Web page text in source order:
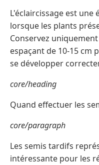
L'éclaircissage est une
lorsque les plants
Conservez
espaçant de 10-15 cm
se développer
core/heading
Quand effectuer les
core/paragraph
Les semis tardifs
intéressante pour les